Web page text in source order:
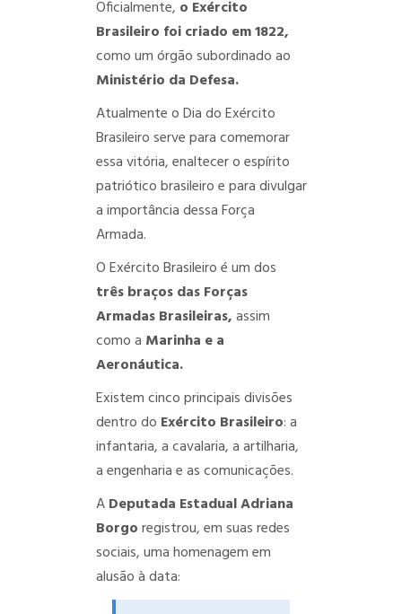
Oficialmente, o Exército
Brasileiro foi criado em 1822,
como um órgão subordinado ao
Ministério da Defesa.
Atualmente o Dia do Exército
Brasileiro serve para comemorar
essa vitória, enaltecer o espírito
patriótico brasileiro e para divulgar
a importância dessa Força
Armada.
O Exército Brasileiro é um dos
três braços das Forças
Armadas Brasileiras,assim
como a Marinha e a
Aeronáutica.
Existem cinco principais divisões
dentro do Exército Brasileiro: a
infantaria, a cavalaria, a artilharia,
a engenharia e as comunicações.
ADeputada Estadual Adriana
Borgoregistrou, em suas redes
sociais, uma homenagem em
alusão à data: